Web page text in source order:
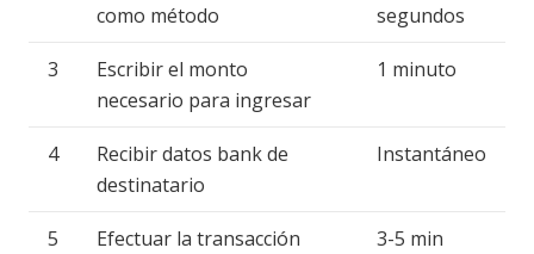
como método
segundos
3
Escribir el monto
necesario para ingresar
1 minuto
4
Recibir datos bank de
destinatario
Instantáneo
5
Efectuar la transacción
3-5 min